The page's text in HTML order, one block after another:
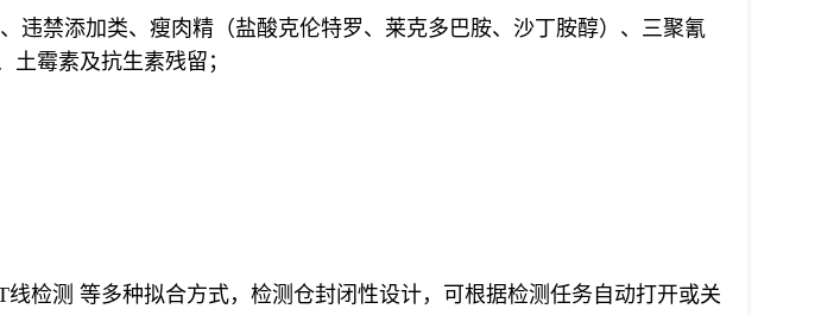
违禁添加类、瘦肉精（盐酸克伦特罗、莱克多巴胺、沙丁胺醇）、三聚氰
霉素及抗生素残留；
检测 等多种拟合方式，检测仓封闭性设计，可根据检测任务自动打开或关